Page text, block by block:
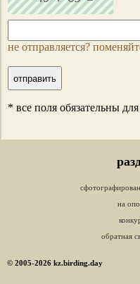
не отправляется?
* все поля обязательны
на
обратная
© 2005-2026 kz.birding.day